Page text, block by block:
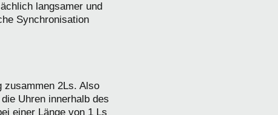
langsamer und
Synchronisation
zusammen 2Ls. Also
Uhren innerhalb des
einer Länge von 1 Ls